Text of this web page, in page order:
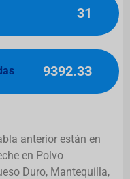
31
9392.33
anterior están en
en Polvo
Duro, Mantequilla,